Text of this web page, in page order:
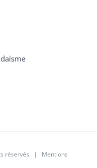
réservés | Mentions